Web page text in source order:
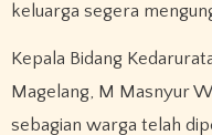
keluarga segera
Kepala Bidang
Magelang, M Masnyur
sebagian warga telah